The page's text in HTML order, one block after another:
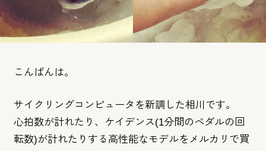
こんばんは。
サイクリングコンピュータを新調した相川です。
心拍数が計れたり、ケイデンス(1分間のペダルの回
転数)が計れたりする高性能なモデルをメルカリで買